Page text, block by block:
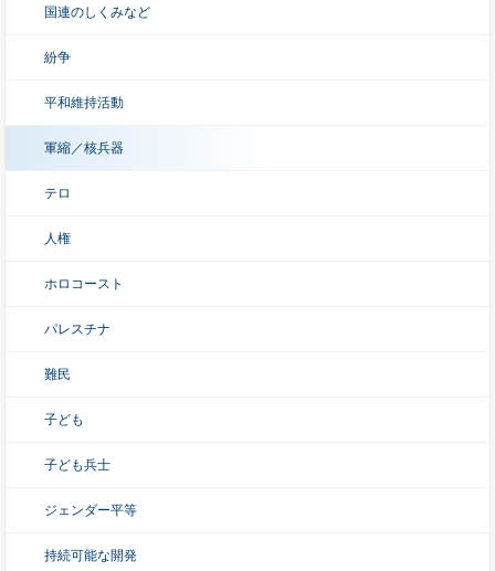
国連のしくみなど
紛争
平和維持活動
軍縮／核兵器
テロ
人権
ホロコースト
パレスチナ
難民
子ども
子ども兵士
ジェンダー平等
持続可能な開発